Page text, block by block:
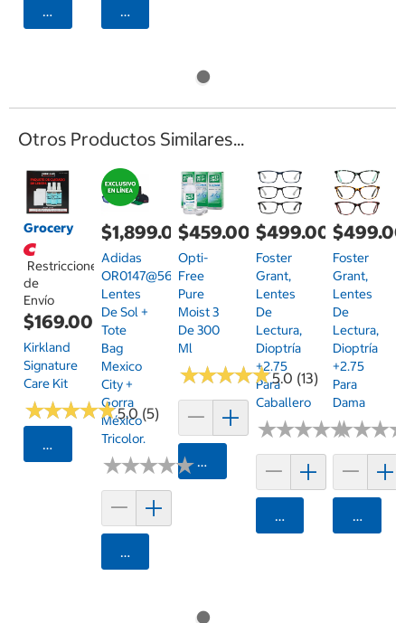
Agregar Agregar
Otros Productos Similares...
Grocery
Restricciones
de
Envío
$169.00
Kirkland
Signature
Care Kit
★★★★★
★★★★★5.0 (5)
Seleccionar Código Postal
$1,899.00
Adidas
OR0147@5690V
Lentes
De Sol +
Tote
Bag
Mexico
City +
Gorra
México
Tricolor.
★★★★★
★★★★★
Agregar
$459.00
Opti-
Free
Pure
Moist 3
De 300
Ml
★★★★★
★★★★★5.0 (13)
Agregar
$499.00
Foster
Grant,
Lentes
De
Lectura,
Dioptría
+2.75
Para
Caballero
★★★★★
★★★★★
Agregar
Foster
Grant,
Lentes
De
Lectura,
Dioptría
+2.75
Para
Dama
★★★
★★★